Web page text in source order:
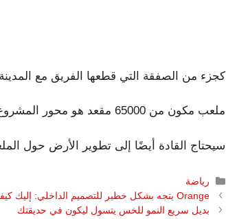
كجزء من الصفقة التي قطعها الفريق مع المدينة ، يرتكب القادة
ملعب مكون من 65000 مقعد هو محور المشروع ، والذي سيشمل أيضًا وحدات سكنية و Sportsplex جديدة.
سيحتاج القادة أيضًا إلى تطوير الأرض حول
التصنيفات
رياضة
Orange يتجه بشكل خطير للتصميم الداخلي: إليك كيفية إقرانه بألوان شائعة أخرى
بديل سريع النمو للخس يتسول ليكون في حديقتك